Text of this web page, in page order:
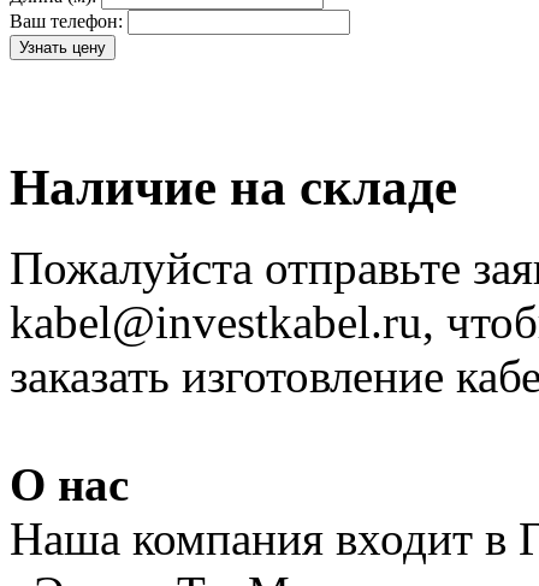
Ваш телефон:
Наличие на складе
Пожалуйста отправьте
kabel@investkabel.ru,
заказать изготовление
О нас
Наша компания входит в